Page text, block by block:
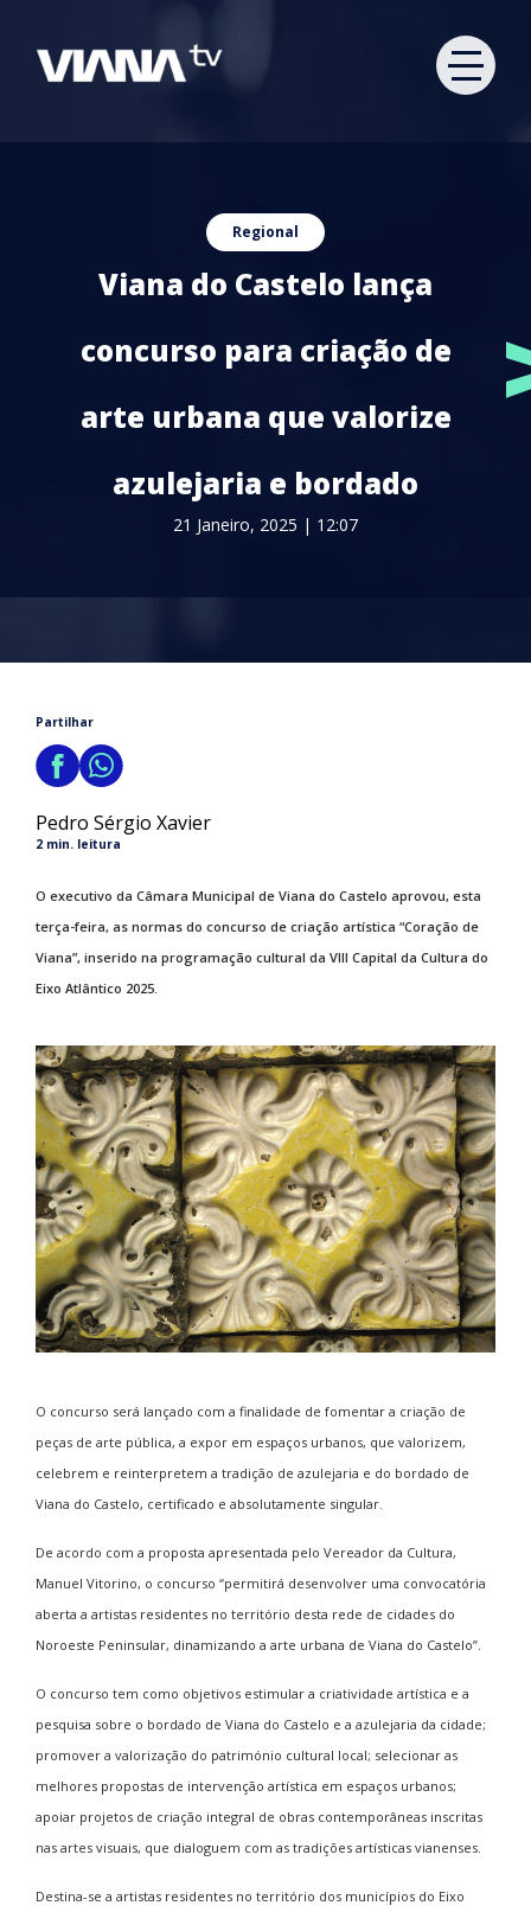
Regional
Viana do Castelo lança
concurso para criação de
arte urbana que valorize
azulejaria e bordado
21 Janeiro, 2025 | 12:07
Partilhar
Pedro Sérgio Xavier
2 min. leitura
O executivo da Câmara Municipal de Viana do Castelo aprovou, esta
terça-feira, as normas do concurso de criação artística “Coração de
Viana”, inserido na programação cultural da VIII Capital da Cultura do
Eixo Atlântico 2025.
O concurso será lançado com a finalidade de fomentar a criação de
peças de arte pública, a expor em espaços urbanos, que valorizem,
celebrem e reinterpretem a tradição de azulejaria e do bordado de
Viana do Castelo, certificado e absolutamente singular.
De acordo com a proposta apresentada pelo Vereador da Cultura,
Manuel Vitorino, o concurso “permitirá desenvolver uma convocatória
aberta a artistas residentes no território desta rede de cidades do
Noroeste Peninsular, dinamizando a arte urbana de Viana do Castelo”.
O concurso tem como objetivos estimular a criatividade artística e a
pesquisa sobre o bordado de Viana do Castelo e a azulejaria da cidade;
promover a valorização do património cultural local; selecionar as
melhores propostas de intervenção artística em espaços urbanos;
apoiar projetos de criação integral de obras contemporâneas inscritas
nas artes visuais, que dialoguem com as tradições artísticas vianenses.
Destina-se a artistas residentes no território dos municípios do Eixo